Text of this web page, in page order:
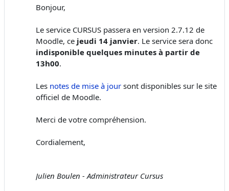
Bonjour,
Le service CURSUS passera en version 2.7.12 de
Moodle, ce jeudi 14 janvier. Le service sera donc
indisponible quelques minutes à partir de
13h00.
Les notes de mise à jour sont disponibles sur le site
officiel de Moodle.
Merci de votre compréhension.
Cordialement,
Julien Boulen - Administrateur Cursus